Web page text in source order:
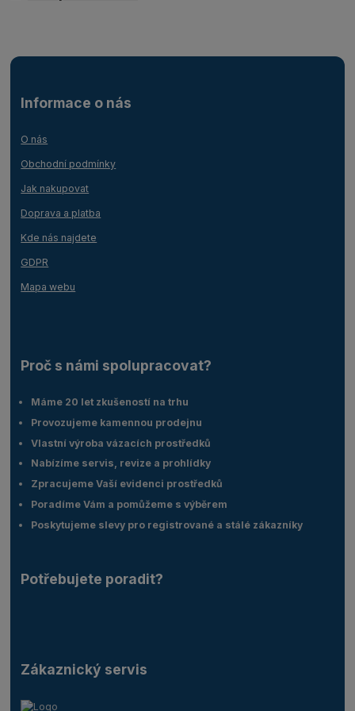
Informace o nás
O nás
Obchodní podmínky
Jak nakupovat
Doprava a platba
Kde nás najdete
GDPR
Mapa webu
Proč s námi spolupracovat?
Máme 20 let zkušeností na trhu
Provozujeme kamennou prodejnu
Vlastní výroba vázacích prostředků
Nabízíme servis, revize a prohlídky
Zpracujeme Vaší evidenci prostředků
Poradíme Vám a pomůžeme s výběrem
Poskytujeme slevy pro registrované a stálé zákazníky
Potřebujete poradit?
Zákaznický servis